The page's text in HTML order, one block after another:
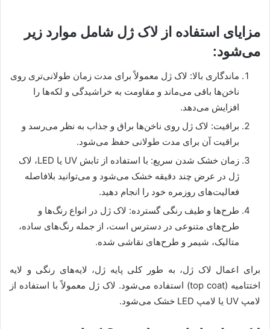
مزایای استفاده از لاک ژل شامل موارد زیر
می‌شود:
ماندگاری بالا: لاک ژل معمولاً برای مدت زمان طولانی‌تری روی
ناخن‌ها باقی می‌ماند و مقاومت به خراشیدگی و لکه‌ها را
افزایش می‌دهد.
براقیت: لاک ژل روی ناخن‌ها براق و جذاب به نظر می‌رسد و
براقیت آن برای مدت طولانی حفظ می‌شود.
زمان خشک شدن سریع: با استفاده از تابش UV یا LED، لاک
ژل در عرض چند دقیقه خشک می‌شود و می‌توانید بلافاصله
فعالیت‌های روزمره خود را انجام دهید.
طرح‌ها و طیف رنگی گسترده: لاک ژل در انواع رنگ‌ها و
طرح‌های متنوعی در دسترس است، از جمله رنگ‌های ساده،
متالیک، شیمر و طرح‌های نقاشی شده.
برای اعمال لاک ژل، به طور کلی پایه ژل، لایه‌های رنگی و لایه
اختتامیه (top coat) استفاده می‌شود. لاک ژل معمولاً با استفاده از
لامپ UV یا لامپ LED خشک می‌شود.